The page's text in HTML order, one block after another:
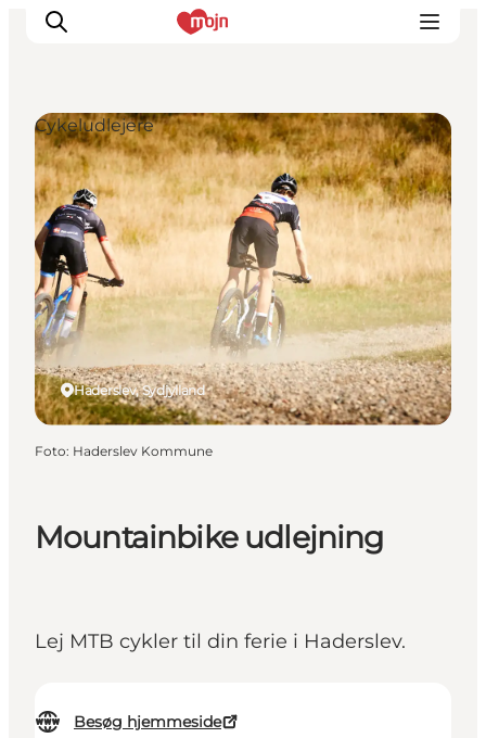
Oplevelser
Byer & Steder
Det sker
Overnatning
Planlæg din ferie
Booking
Mountainbike udlejning
Lej MTB cykler til din ferie i Haderslev.
Besøg hjemmeside
Haderslev, Sydjylland
Cykeludlejere
Foto: Haderslev Kommune